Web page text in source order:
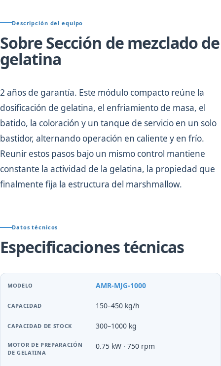
Descripción del equipo
Sobre Sección de mezclado de
gelatina
2 años de garantía. Este módulo compacto reúne la
dosificación de gelatina, el enfriamiento de masa, el
batido, la coloración y un tanque de servicio en un solo
bastidor, alternando operación en caliente y en frío.
Reunir estos pasos bajo un mismo control mantiene
constante la actividad de la gelatina, la propiedad que
finalmente fija la estructura del marshmallow.
Datos técnicos
Especificaciones técnicas
AMR-MJG-1000
150–450 kg/h
300–1000 kg
0.75 kW · 750 rpm